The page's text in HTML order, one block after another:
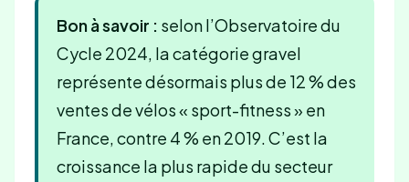
Bon à savoir : selon l’Observatoire du
Cycle 2024, la catégorie gravel
représente désormais plus de 12 % des
ventes de vélos « sport-fitness » en
France, contre 4 % en 2019. C’est la
croissance la plus rapide du secteur